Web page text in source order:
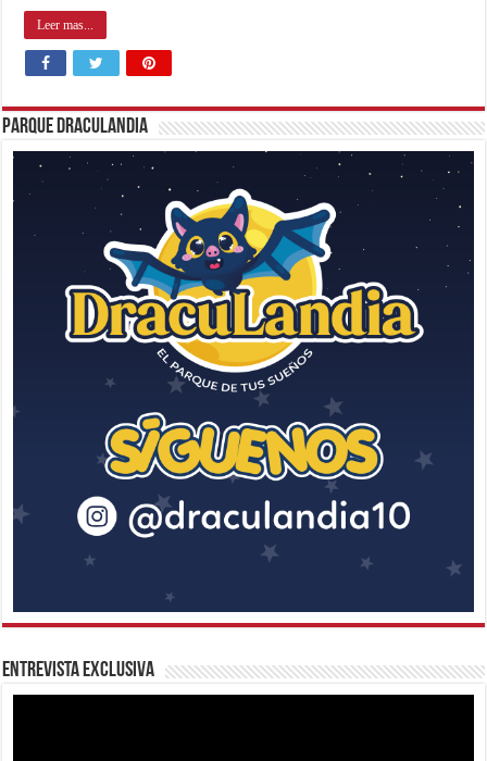
Leer mas...
Parque Draculandia
Entrevista Exclusiva